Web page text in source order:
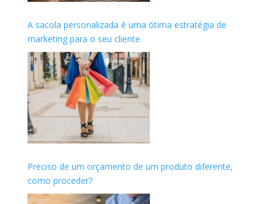
A sacola personalizada é uma ótima estratégia de
marketing para o seu cliente.
Preciso de um orçamento de um produto diferente,
como proceder?